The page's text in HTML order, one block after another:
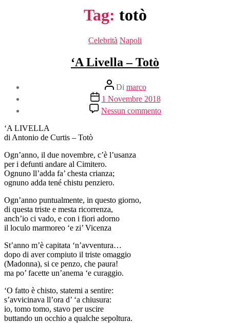
Tag: totò
Categorie
Celebrità Napoli
‘A Livella – Totò
Autore
articolo
Di marco
Data
dell'articolo
1 Novembre 2018
Nessun commento
‘A
‘A LIVELLA
di Antonio de Curtis – Totò
Ogn’anno, il due novembre, c’è l’usanza
per i defunti andare al Cimitero.
Ognuno ll’adda fa’ chesta crianza;
ognuno adda tené chistu penziero.
Ogn’anno puntualmente, in questo giorno,
di questa triste e mesta ricorrenza,
anch’io ci vado, e con i fiori adorno
il loculo marmoreo ‘e zi’ Vicenza
St’anno m’è capitata ‘n’avventura…
dopo di aver compiuto il triste omaggio
(Madonna), si ce penzo, che paura!
ma po’ facette un’anema ‘e curaggio.
‘O fatto è chisto, statemi a sentire:
s’avvicinava ll’ora d’ ‘a chiusura:
io, tomo tomo, stavo per uscire
buttando un occhio a qualche sepoltura.